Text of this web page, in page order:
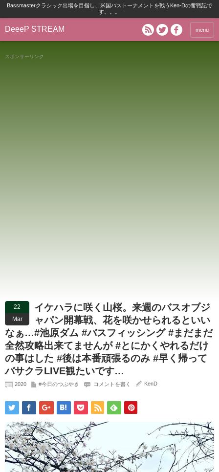
Bassmasterクラシック出場を目指し、米国バストーナメントを戦うKen-Dの奮戦記で
す。。。
DeeeP STREAM menu
スポンサーリンク
22
Mar
イケハラに咲く山桜。来週のバスオブジ
ャパン開幕戦、花を咲かせられるといい
なぁ…#池原ダム #バスフィッシング #まだまだ
全然攻略出来てませんが #とにかくやれるだけ
の事はした #後は本番頑張るのみ #早く帰って
バサクラLIVE観たいです…
2020 #今日のつぶやき コメントを書く KenD